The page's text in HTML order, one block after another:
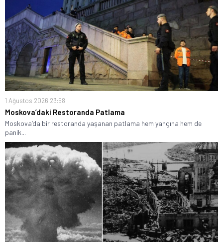
1 Ağustos 2026 23:58
Moskova’daki Restoranda Patlama
Moskova’da bir restoranda yaşanan patlama hem yangına hem de
panik...